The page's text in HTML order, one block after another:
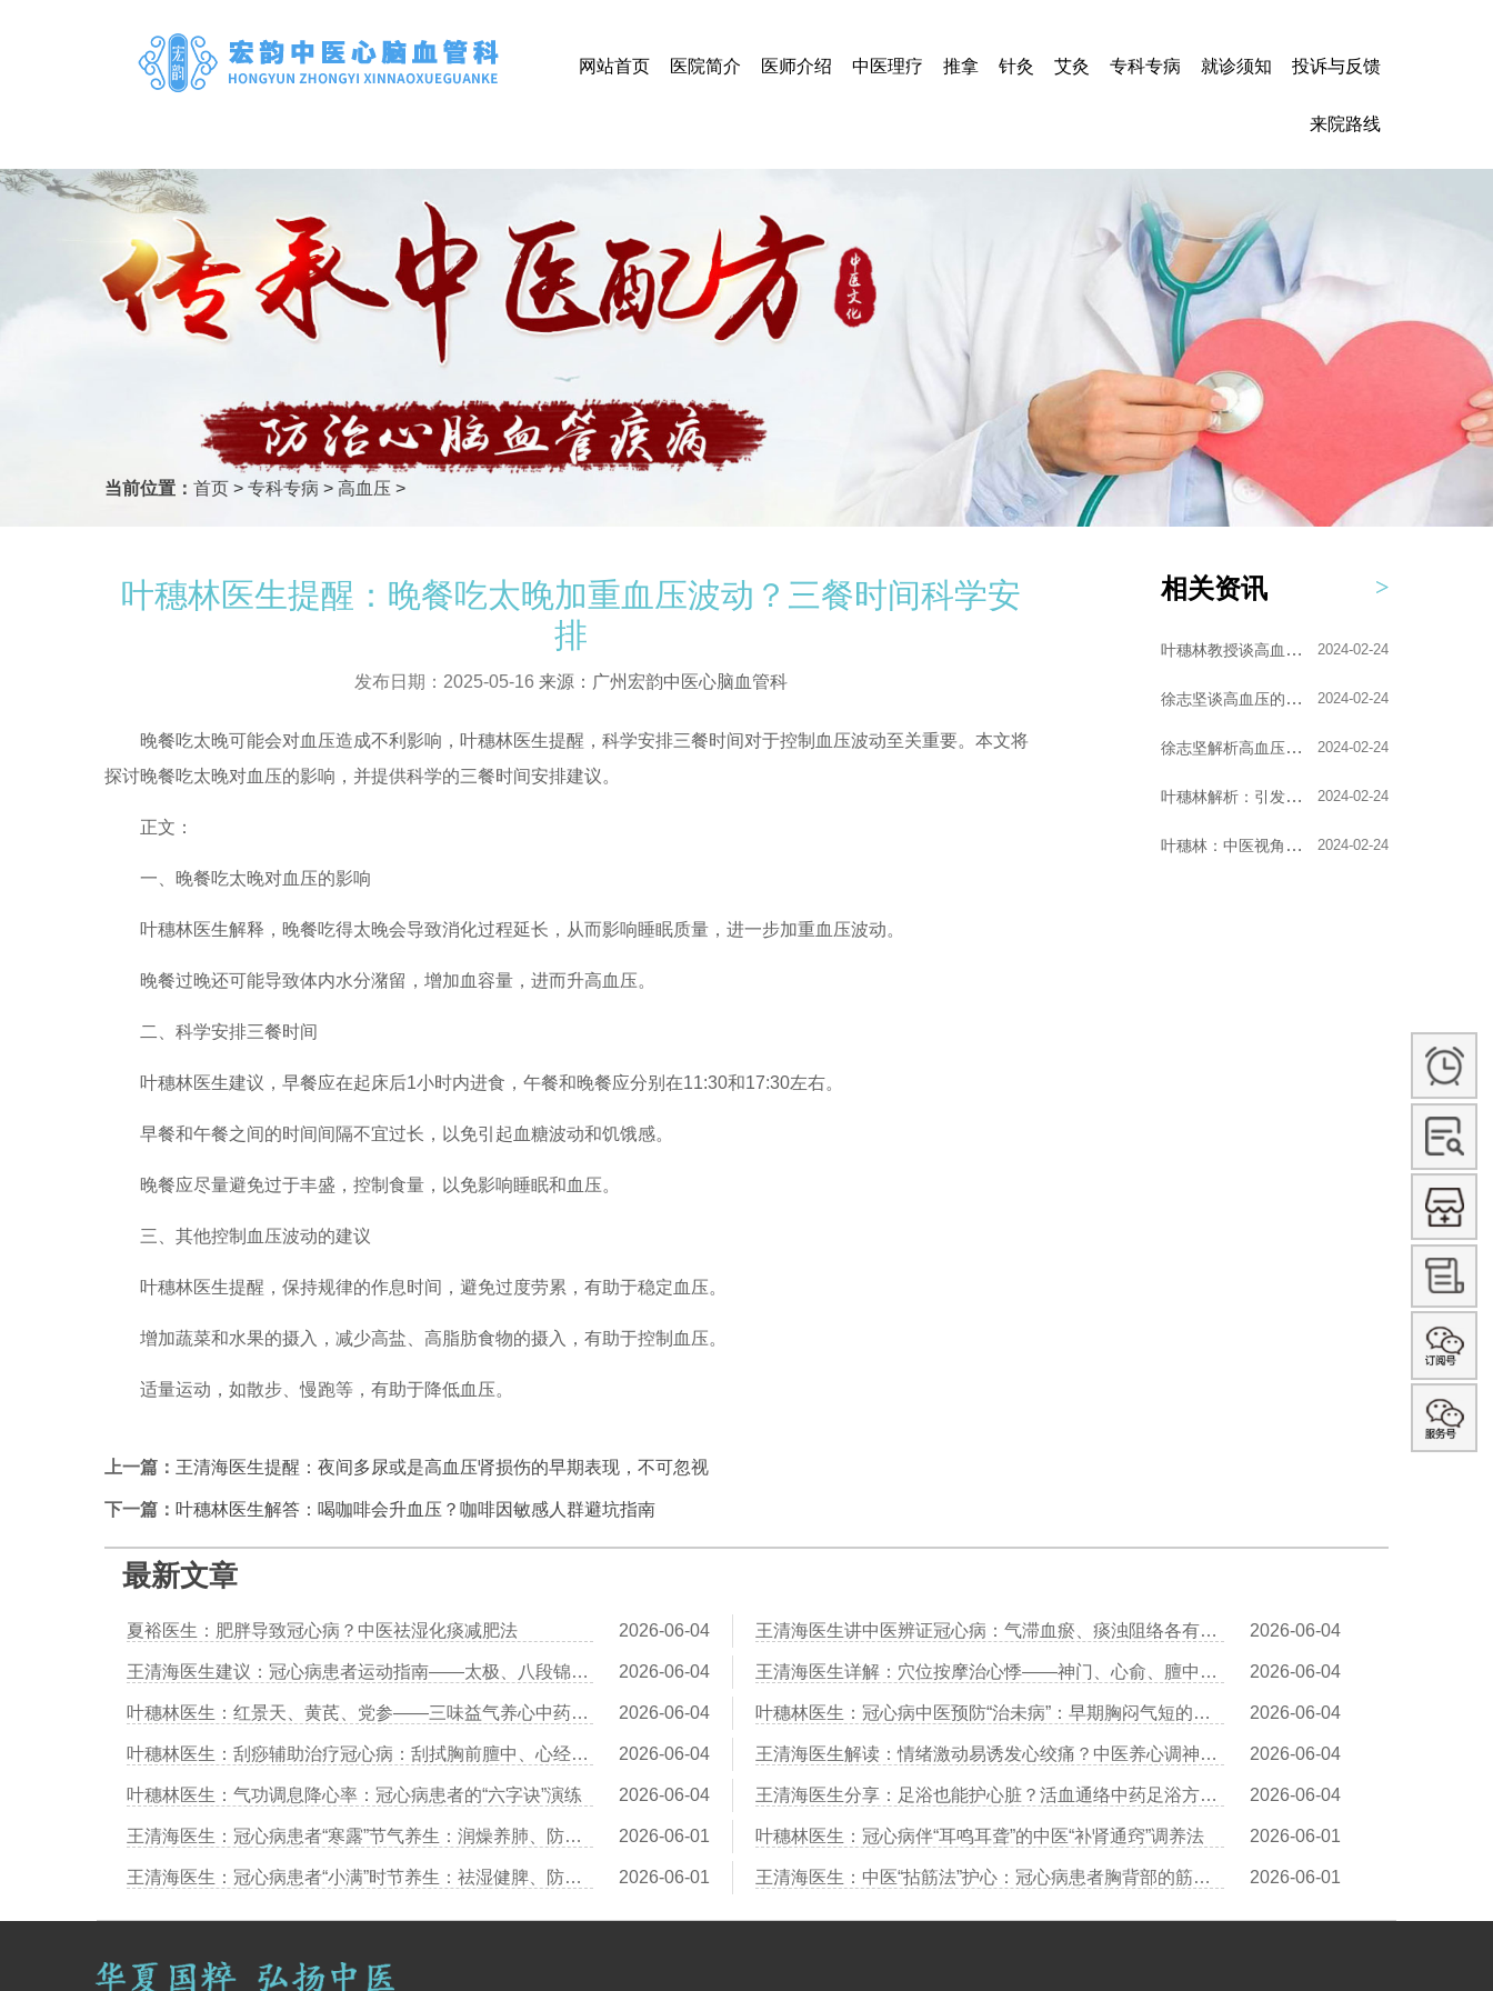
网站首页 医院简介 医师介绍 中医理疗 推拿 针灸 艾灸 专科专病
心肌炎
脑梗塞
脑出血
就诊须知 投诉与反馈
来院路线
当前位置： 首页 > 专科专病 > 高血压 >
叶穗林医生提醒：晚餐吃太晚加重血压波动？三餐时间科学安
排
发布日期：2025-05-16 来源：广州宏韵中医心脑血管科
晚餐吃太晚可能会对血压造成不利影响，叶穗林医生提醒，科学安排三餐时间对于控制血压波动至关重要。本文将
探讨晚餐吃太晚对血压的影响，并提供科学的三餐时间安排建议。
正文：
一、晚餐吃太晚对血压的影响
叶穗林医生解释，晚餐吃得太晚会导致消化过程延长，从而影响睡眠质量，进一步加重血压波动。
晚餐过晚还可能导致体内水分潴留，增加血容量，进而升高血压。
二、科学安排三餐时间
叶穗林医生建议，早餐应在起床后1小时内进食，午餐和晚餐应分别在11:30和17:30左右。
早餐和午餐之间的时间间隔不宜过长，以免引起血糖波动和饥饿感。
晚餐应尽量避免过于丰盛，控制食量，以免影响睡眠和血压。
三、其他控制血压波动的建议
叶穗林医生提醒，保持规律的作息时间，避免过度劳累，有助于稳定血压。
增加蔬菜和水果的摄入，减少高盐、高脂肪食物的摄入，有助于控制血压。
适量运动，如散步、慢跑等，有助于降低血压。
相关资讯
2024-02-24
叶穗林教授谈高血压的...
2024-02-24
徐志坚谈高血压的艾灸...
2024-02-24
徐志坚解析高血压的形...
2024-02-24
叶穗林解析：引发高血...
2024-02-24
叶穗林：中医视角下的...
上一篇： 王清海医生提醒：夜间多尿或是高血压肾损伤的早期表现，不可忽视
下一篇： 叶穗林医生解答：喝咖啡会升血压？咖啡因敏感人群避坑指南
最新文章
夏裕医生：肥胖导致冠心病？中医祛湿化痰减肥法 2026-06-04 王清海医生讲中医辨证冠心病：气滞血瘀、痰浊阻络各有调理方 2026-06-04
王清海医生建议：冠心病患者运动指南——太极、八段锦、散步哪个更安全 2026-06-04 王清海医生详解：穴位按摩治心悸——神门、心俞、膻中的操作详解 2026-06-04
叶穗林医生：红景天、黄芪、党参——三味益气养心中药比较 2026-06-04 叶穗林医生：冠心病中医预防“治未病”：早期胸闷气短的调养对策 2026-06-04
叶穗林医生：刮痧辅助治疗冠心病：刮拭胸前膻中、心经路线 2026-06-04 王清海医生解读：情绪激动易诱发心绞痛？中医养心调神有三个方法 2026-06-04
叶穗林医生：气功调息降心率：冠心病患者的“六字诀”演练 2026-06-04 王清海医生分享：足浴也能护心脏？活血通络中药足浴方推荐 2026-06-04
王清海医生：冠心病患者“寒露”节气养生：润燥养肺、防寒护心阳 2026-06-01 叶穗林医生：冠心病伴“耳鸣耳聋”的中医“补肾通窍”调养法 2026-06-01
王清海医生：冠心病患者“小满”时节养生：祛湿健脾、防湿热困心 2026-06-01 王清海医生：中医“拈筋法”护心：冠心病患者胸背部的筋结松解术 2026-06-01